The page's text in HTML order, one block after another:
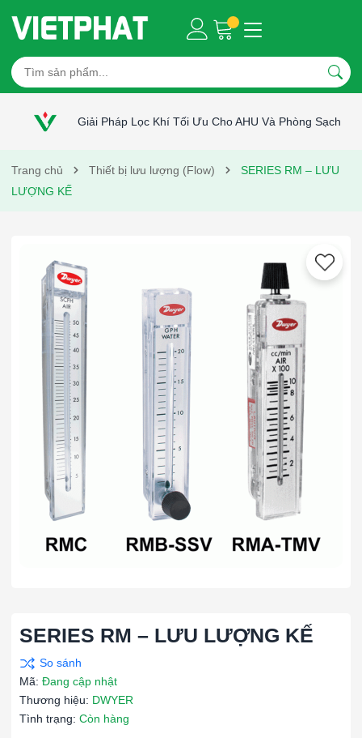
Giải Pháp Lọc Khí Tối Ưu Cho AHU Và Phòng Sạch
Trang chủ Thiết bị lưu lượng (Flow)
SERIES RM – LƯU
LƯỢNG KẾ
SERIES RM – LƯU LƯỢNG KẾ
Mã: Đang cập nhật
Thương hiệu: DWYER
Tình trạng: Còn hàng